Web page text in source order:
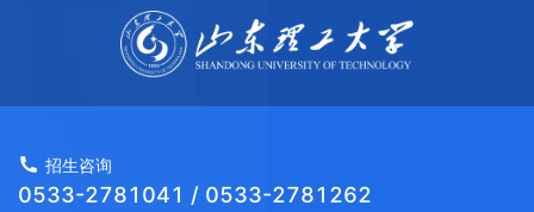
招生咨询
0533-2781041 / 0533-2781262